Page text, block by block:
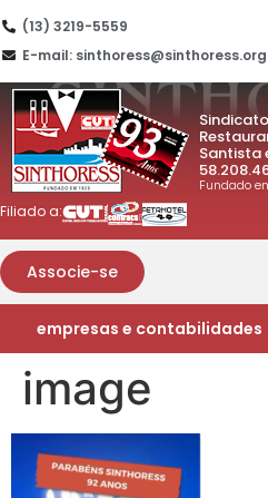
(13) 3219-5559
E-mail:
Santista
Fundado
Filiado a:
Associe-se
empresas e contabilidades
image